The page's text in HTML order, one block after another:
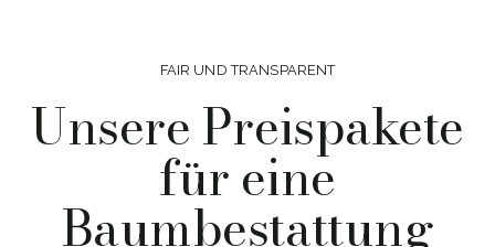
FAIR UND TRANSPARENT
Unsere Preispakete
für eine
Baumbestattung